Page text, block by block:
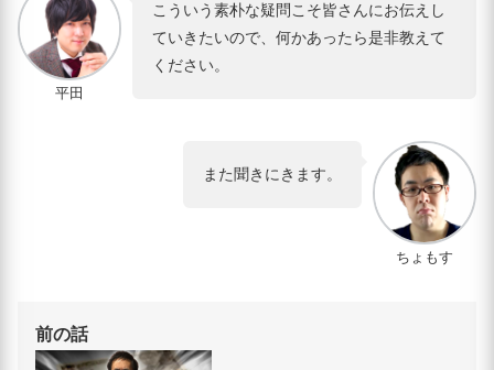
平田
こういう素朴な疑問こそ皆さんにお伝えし
ていきたいので、何かあったら是非教えて
ください。
ちょもす
また聞きにきます。
前の話